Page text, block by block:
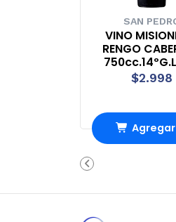
SAN
VINO
RENGO
$2.998